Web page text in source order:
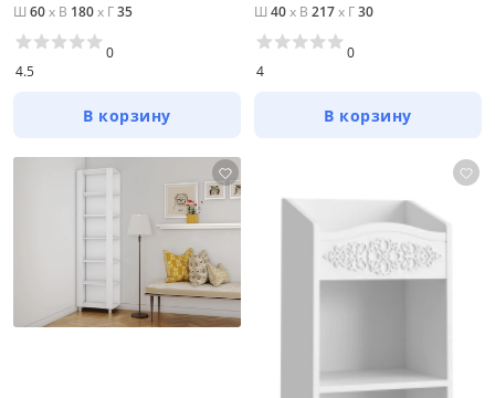
Ш 60x В 180x Г35
4.5
0
В корзину
Ш 40x В 217x Г30
4
0
В корзину